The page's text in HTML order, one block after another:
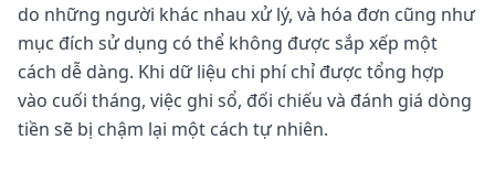
do những người khác nhau xử lý, và hóa đơn cũng như
mục đích sử dụng có thể không được sắp xếp một
cách dễ dàng. Khi dữ liệu chi phí chỉ được tổng hợp
vào cuối tháng, việc ghi sổ, đối chiếu và đánh giá dòng
tiền sẽ bị chậm lại một cách tự nhiên.